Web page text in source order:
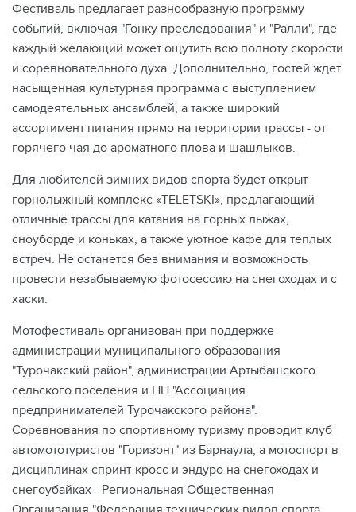
Фестиваль предлагает разнообразную программу
событий, включая "Гонку преследования" и "Ралли", где
каждый желающий может ощутить всю полноту скорости
и соревновательного духа. Дополнительно, гостей ждет
насыщенная культурная программа с выступлением
самодеятельных ансамблей, а также широкий
ассортимент питания прямо на территории трассы - от
горячего чая до ароматного плова и шашлыков.
Для любителей зимних видов спорта будет открыт
горнолыжный комплекс «TELETSKI», предлагающий
отличные трассы для катания на горных лыжах,
сноуборде и коньках, а также уютное кафе для теплых
встреч. Не останется без внимания и возможность
провести незабываемую фотосессию на снегоходах и с
хаски.
Мотофестиваль организован при поддержке
администрации муниципального образования
"Турочакский район", администрации Артыбашского
сельского поселения и НП "Ассоциация
предпринимателей Турочакского района".
Соревнования по спортивному туризму проводит клуб
автомототуристов "Горизонт" из Барнаула, а мотоспорт в
дисциплинах спринт-кросс и эндуро на снегоходах и
снегоубайках - Региональная Общественная